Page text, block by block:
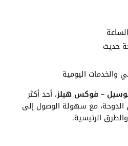
حديث
والخدمات اليومية
– فوكس هيلز، أحد أكثر
الدوحة، مع سهولة الوصول إلى
الرئيسية.